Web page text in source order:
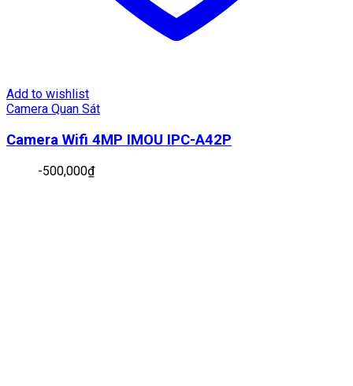
Add to wishlist
Camera Quan Sát
Camera Wifi 4MP IMOU IPC-A42P
-500,000₫